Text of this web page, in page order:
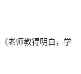
老师教得明白，学